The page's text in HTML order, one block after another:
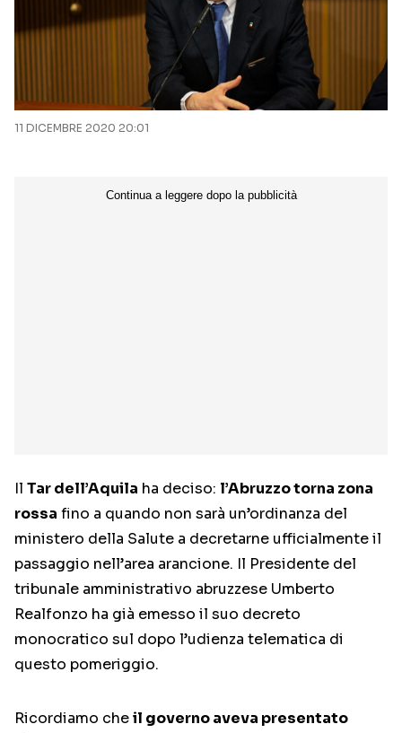
11 DICEMBRE 2020 20:01
Il Tar dell’Aquila ha deciso: l’Abruzzo torna zona
rossa fino a quando non sarà un’ordinanza del
ministero della Salute a decretarne ufficialmente il
passaggio nell’area arancione. Il Presidente del
tribunale amministrativo abruzzese Umberto
Realfonzo ha già emesso il suo decreto
monocratico sul dopo l’udienza telematica di
questo pomeriggio.
Ricordiamo cheil governo aveva presentato